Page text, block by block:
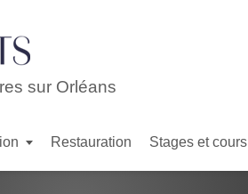
sur Orléans
Restauration Stages et cours